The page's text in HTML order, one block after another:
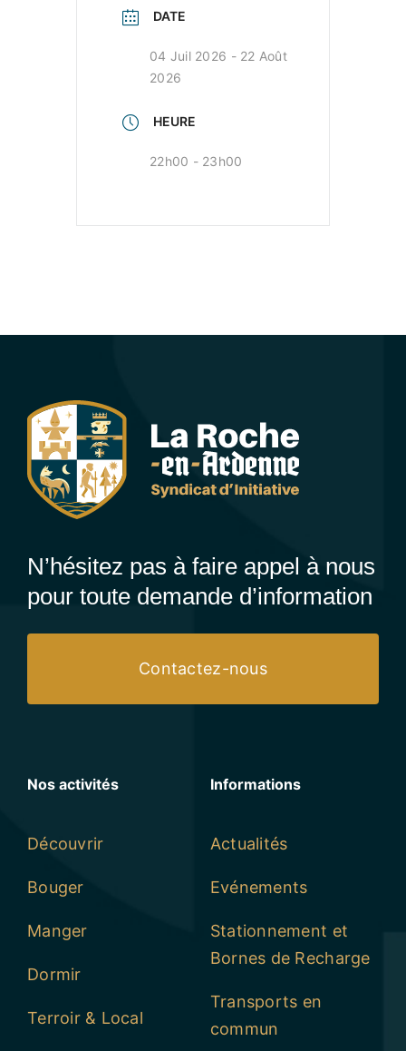
DATE
04 Juil 2026 - 22 Août
2026
HEURE
22h00 - 23h00
N’hésitez pas à faire appel à nous
pour toute demande d’information
Contactez-nous
Nos activités
Découvrir
Bouger
Manger
Dormir
Terroir & Local
Informations
Actualités
Evénements
Stationnement et
Bornes de Recharge
Transports en
commun